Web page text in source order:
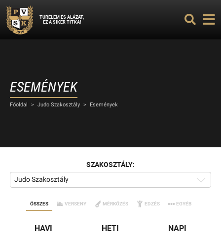
TÜRELEM ÉS ALÁZAT,
EZ A SIKER TITKA!
ESEMÉNYEK
Főoldal > Judo Szakosztály > Események
SZAKOSZTÁLY:
Judo Szakosztály
ÖSSZES VERSENY MÉRKŐZÉS EDZÉS EGYÉB
HAVI HETI NAPI